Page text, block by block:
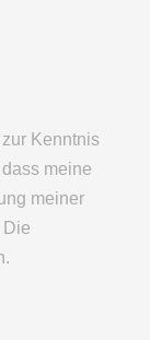
Kenntnis
meine
meiner
Die